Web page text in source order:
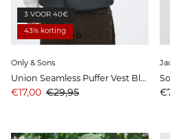
3 VOOR 40€
43% korting
Only & Sons
Union Seamless Puffer Vest Black
Aanbiedingsprijs
€17,00 Prijs
€29,95